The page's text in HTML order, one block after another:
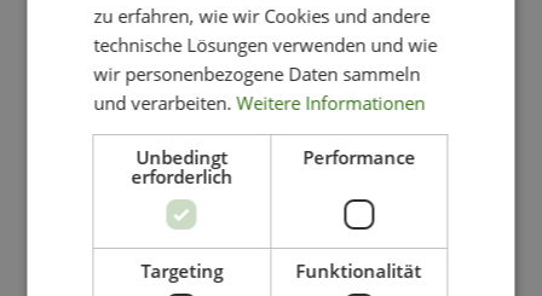
zu erfahren, wie wir Cookies und andere
technische Lösungen verwenden und wie
wir personenbezogene Daten sammeln
und verarbeiten.Weitere Informationen
Unbedingt
erforderlich
Performance
Targeting Funktionalität